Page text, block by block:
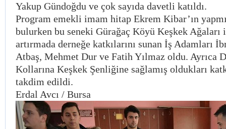
Yakup Gündoğdu ve çok sayıda davetli katıldı.
Program emekli imam hitap Ekrem Kibar’ın
bulurken bu seneki Gürağaç Köyü Keşkek Ağaları
artırmada derneğe katkılarını sunan İş Adamları
Atbaş, Mehmet Dur ve Fatih Yılmaz oldu. Ayrıca
Kollarına Keşkek Şenliğine sağlamış oldukları
takdim edildi.
Erdal Avcı / Bursa